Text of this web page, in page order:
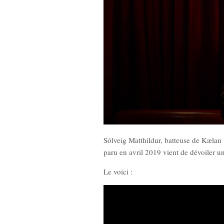
Sólveig Matthildur, batteuse de
paru en avril 2019 vient de dévoiler
Le voici :